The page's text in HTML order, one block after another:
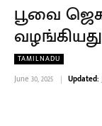
பூவை
TAMILNADU
June 30, 2025 Updated: